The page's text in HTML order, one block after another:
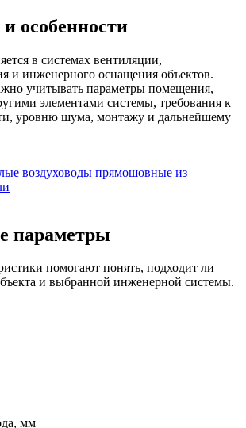
особенности
в системах вентиляции,
и инженерного оснащения объектов.
учитывать параметры помещения,
элементами системы, требования к
уровню шума, монтажу и дальнейшему
воздуховоды прямошовные из
параметры
помогают понять, подходит ли
и выбранной инженерной системы.
мм